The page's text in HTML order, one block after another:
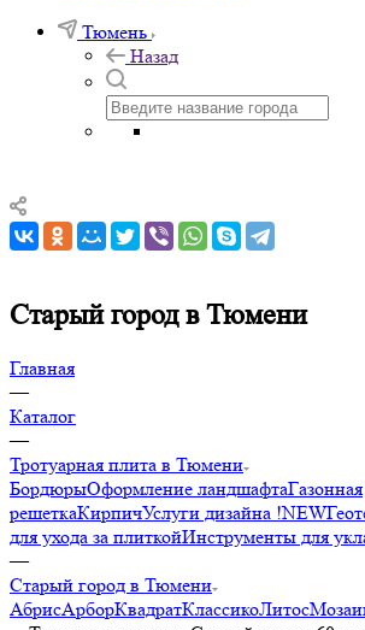
Тюмень
Назад
Старый город в Тюмени
Главная
—
Каталог
—
Тротуарная плита в Тюмени
БордюрыОформление ландшафтаГазонная
решеткаКирпичУслуги дизайна !NEW
для ухода за плиткойИнструменты для
—
Старый город в Тюмени
АбрисАрборКвадратКлассикоЛитос